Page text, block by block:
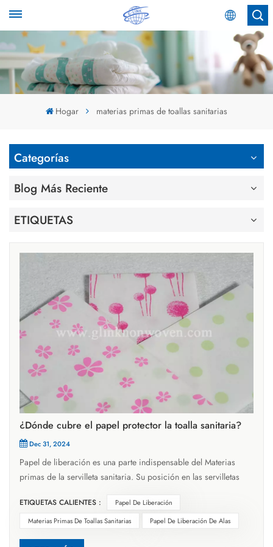
Español
English
Hogar materias primas de toallas sanitarias
Categorías
Blog Más Reciente
ETIQUETAS
¿Dónde cubre el papel protector la toalla sanitaria?
Dec 31, 2024
Papel de liberación es una parte indispensable del Materias
primas de la servilleta sanitaria. Su posición en las servilletas
capa inferior. Específicamente, dependiendo del diseño
estructural de la compleja sanitaria, el papel de liberación
ETIQUETAS CALIENTES :
Papel De Liberación
Materias Primas De Toallas Sanitarias
Papel De Liberación De Alas